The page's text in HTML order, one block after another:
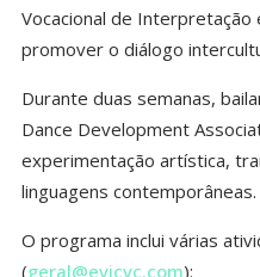
Vocacional de
promover o diálogo
Durante duas semanas,
Dance Development
experimentação artística,
linguagens contemporâneas.
O programa inclui várias
(geral@evicvc.com):